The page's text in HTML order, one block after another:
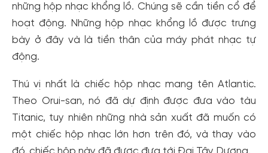
những hộp nhạc khổng lồ. Chúng sẽ cần tiền cổ để
hoạt động. Những hộp nhạc khổng lồ được trưng
bày ở đây và là tiền thân của máy phát nhạc tự
động.
Thú vị nhất là chiếc hộp nhạc mang tên Atlantic.
Theo Orui-san, nó đã dự định được đưa vào tàu
Titanic, tuy nhiên những nhà sản xuất đã muốn có
một chiếc hộp nhạc lớn hơn trên đó, và thay vào